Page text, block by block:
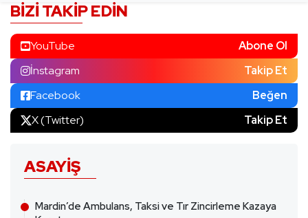
BIZI TAKIP EDIN
YouTube
Abone Ol
İnstagram
Takip Et
Facebook
Beğen
X (Twitter)
Takip Et
ASAYIŞ
Mardin’de Ambulans, Taksi ve Tır Zincirleme Kazaya